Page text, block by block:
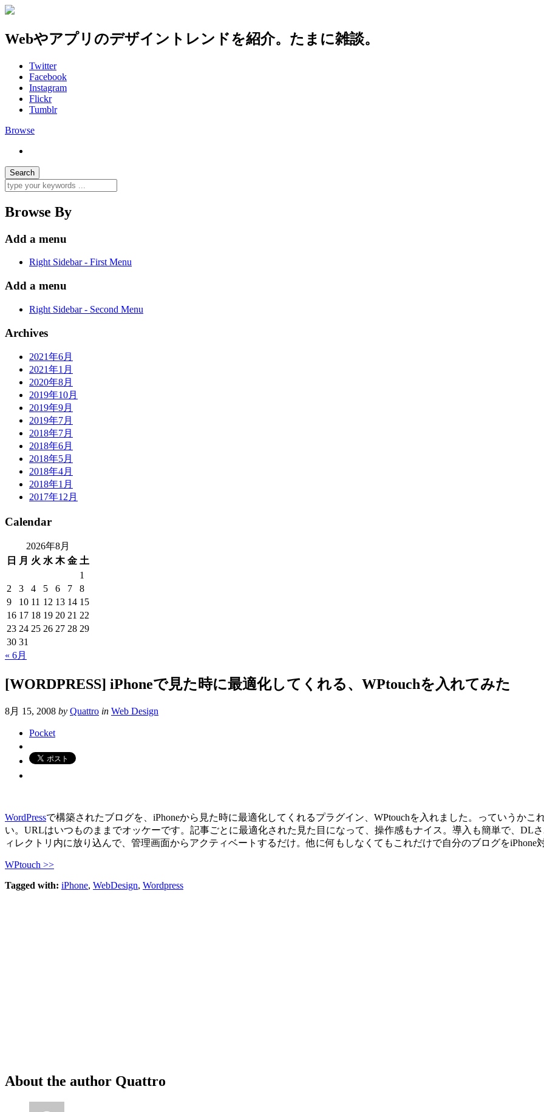
Webやアプリのデザイントレンドを紹介。たまに雑談。
Twitter
Facebook
Instagram
Flickr
Tumblr
Browse
Browse By
Add a menu
Right Sidebar - First Menu
Add a menu
Right Sidebar - Second Menu
Archives
2021年6月
2021年1月
2020年8月
2019年10月
2019年9月
2019年7月
2018年7月
2018年6月
2018年5月
2018年4月
2018年1月
2017年12月
Calendar
2026年8月
日
月 火 水 木 金 土
1
2
3 4 5 6 7
8
9
10 11 12 13 14 15
16 17 18 19 20 21 22
23 24 25 26 27 28 29
30 31
« 6月
[WORDPRESS] iPhoneで見た時に最適化してくれる、WPtouchを入れてみた
8月 15, 2008 by Quattro in Web Design
Pocket
WordPressで構築されたブログを、iPhoneから見た時に最適化してくれるプラグイン、WPtouchを入れました。っていうか
い。URLはいつものままでオッケーです。記事ごとに最適化された見た目になって、操作感もナイス。導入も簡単で、DLさ
ィレクトリ内に放り込んで、管理画面からアクティベートするだけ。他に何もしなくてもこれだけで自分のブログを
WPtouch >>
Tagged with: iPhone, WebDesign, Wordpress
About the author Quattro